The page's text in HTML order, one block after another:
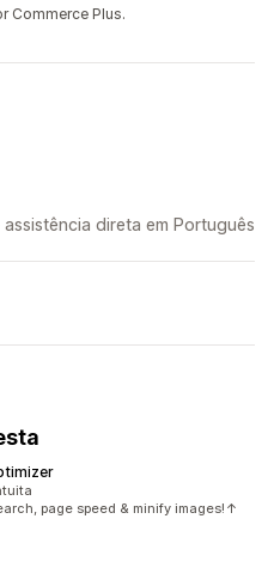
Commerce Plus.
direta em Português
page speed & minify images!↑